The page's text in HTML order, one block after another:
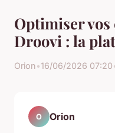
Optimiser vos
Droovi : la
Orion•16/06/2026 07:20
O Orion